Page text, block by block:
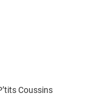
Coussins